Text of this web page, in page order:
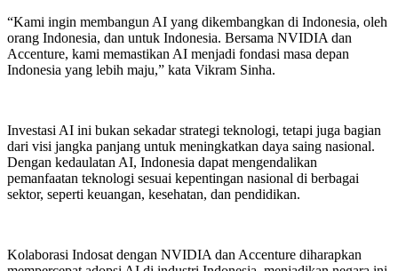
“Kami ingin membangun AI yang dikembangkan di Indonesia, oleh
orang Indonesia, dan untuk Indonesia. Bersama NVIDIA dan
Accenture, kami memastikan AI menjadi fondasi masa depan
Indonesia yang lebih maju,” kata Vikram Sinha.
Investasi AI ini bukan sekadar strategi teknologi, tetapi juga bagian
dari visi jangka panjang untuk meningkatkan daya saing nasional.
Dengan kedaulatan AI, Indonesia dapat mengendalikan
pemanfaatan teknologi sesuai kepentingan nasional di berbagai
sektor, seperti keuangan, kesehatan, dan pendidikan.
Kolaborasi Indosat dengan NVIDIA dan Accenture diharapkan